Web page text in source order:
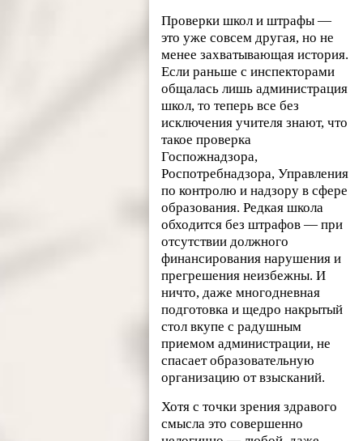
Проверки школ и штрафы —
это уже совсем другая, но не
менее захватывающая история.
Если раньше с инспекторами
общалась лишь администрация
школ, то теперь все без
исключения учителя знают, что
такое проверка
Госпожнадзора,
Роспотребнадзора, Управления
по контролю и надзору в сфере
образования. Редкая школа
обходится без штрафов — при
отсутствии должного
финансирования нарушения и
прегрешения неизбежны. И
ничто, даже многодневная
подготовка и щедро накрытый
стол вкупе с радушным
приемом администрации, не
спасает образовательную
организацию от взысканий.
Хотя с точки зрения здравого
смысла это совершенно